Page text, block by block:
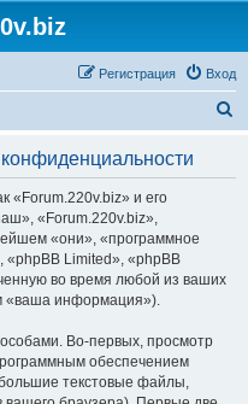
Вход
Регистрация
«Forum.220v.biz» и его
«Forum.220v.biz»,
«они», «программное
«phpBB Limited», «phpBB
во время любой из ваших
«ваша информация»).
Во-первых, просмотр
обеспечением
текстовые файлы,